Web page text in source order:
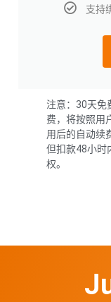
支持
注意：30天免
费，将按照用
用后的自动续
但扣款48小时
权。